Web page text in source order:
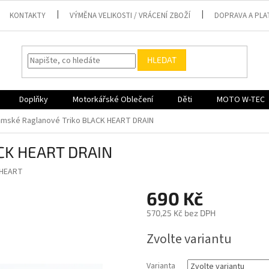
KONTAKTY VÝMĚNA VELIKOSTI / VRÁCENÍ ZBOŽÍ DOPRAVA A
HLEDAT
Doplňky Motorkářské Oblečení Děti MOTO W-TEC
Raglanové Triko BLACK HEART DRAIN
HEART DRAIN
690 Kč
570,25 Kč bez DPH
cena:
Zvolte variantu
Varianta